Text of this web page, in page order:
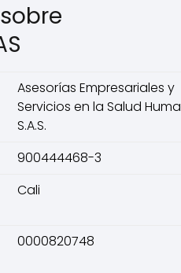
Asesorías Empresariales y
Servicios en la Salud
S.A.S.
900444468-3
Cali
0000820748